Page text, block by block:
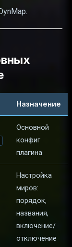
Назначение
Основной
конфиг
плагина
Настройка
миров:
порядок,
названия,
включение/
отключение